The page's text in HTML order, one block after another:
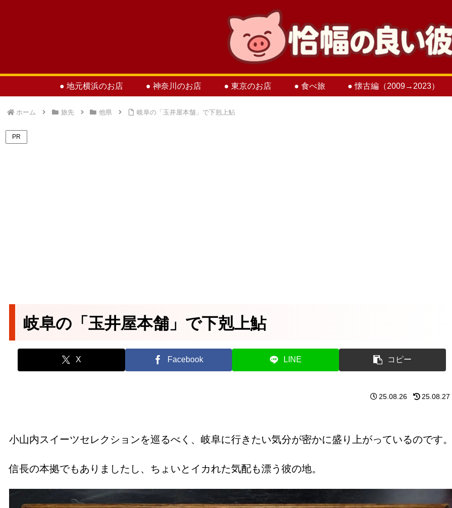
● 地元横浜のお店 ● 神奈川のお店 ● 東京のお店 ● 食べ旅 ● 懐古編（2009→2023）
ホーム 旅先 他県 岐阜の「玉井屋本舗」で下剋上鮎
PR
岐阜の「玉井屋本舗」で下剋上鮎
X Facebook LINE コピー
25.08.26 25.08.27
小山内スイーツセレクションを巡るべく、岐阜に行きたい気分が密かに盛り上がっているのです
信長の本拠でもありましたし、ちょいとイカれた気配も漂う彼の地。